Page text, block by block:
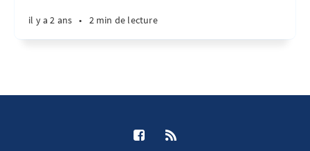
il y a 2 ans • 2 min de lecture